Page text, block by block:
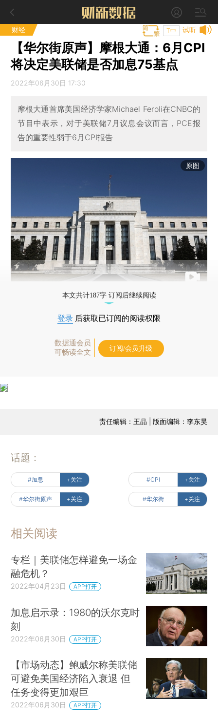
财经 试听
T中
【华尔街原声】摩根大通：6月CPI
将决定美联储是否加息75基点
2022年06月30日 17:30
摩根大通首席美国经济学家Michael Feroli在CNBC的
节目中表示，对于美联储7月议息会议而言，PCE报
告的重要性弱于6月CPI报告
原图
本文共计187字 订阅后继续阅读
登录 后获取已订阅的阅读权限
数据通会员
可畅读全文
订阅/会员升级
责任编辑：王晶 | 版面编辑：李东昊
话题：
#加息 +关注 #CPI +关注
#华尔街原声 +关注 #华尔街 +关注
相关阅读
专栏｜美联储怎样避免一场金
融危机？
2022年04月23日 APP打开
加息启示录：1980的沃尔克时
刻
2022年06月30日 APP打开
【市场动态】鲍威尔称美联储
可避免美国经济陷入衰退 但
任务变得更加艰巨
2022年06月30日 APP打开